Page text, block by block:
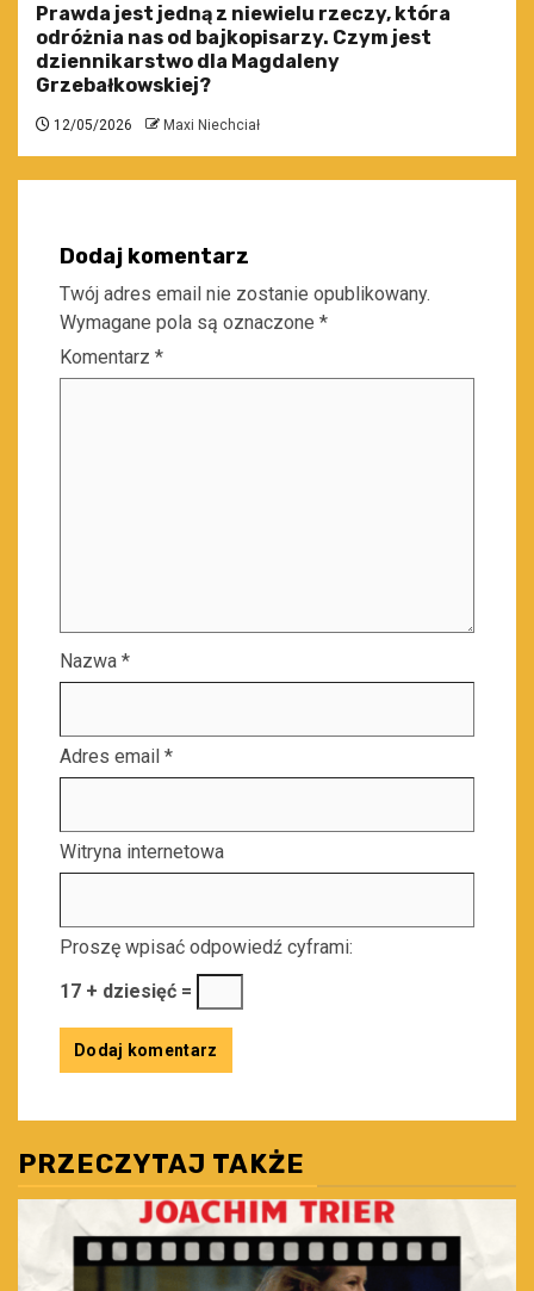
Prawda jest jedną z niewielu rzeczy, która
odróżnia nas od bajkopisarzy. Czym jest
dziennikarstwo dla Magdaleny
Grzebałkowskiej?
12/05/2026 Maxi Niechciał
Dodaj komentarz
Twój adres email nie zostanie opublikowany.
Wymagane pola są oznaczone *
Komentarz *
Nazwa *
Adres email *
Witryna internetowa
Proszę wpisać odpowiedź cyframi:
17 + dziesięć =
PRZECZYTAJ TAKŻE